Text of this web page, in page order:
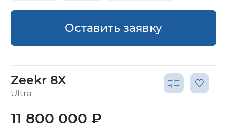
Оставить заявку
Zeekr 8X
Ultra
11 800 000 ₽